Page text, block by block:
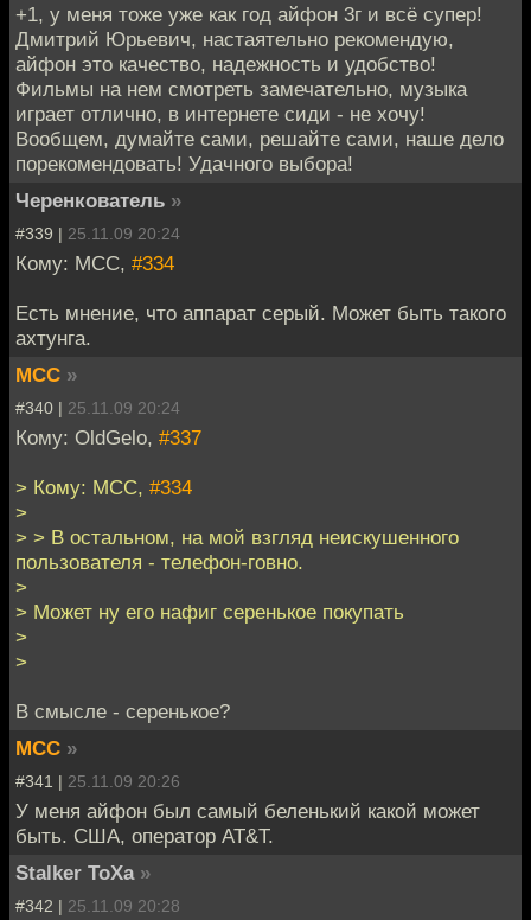
+1, у меня тоже уже как год айфон 3г и всё супер!
Дмитрий Юрьевич, настаятельно рекомендую,
айфон это качество, надежность и удобство!
Фильмы на нем смотреть замечательно, музыка
играет отлично, в интернете сиди - не хочу!
Вообщем, думайте сами, решайте сами, наше дело
порекомендовать! Удачного выбора!
Черенкователь »
#339 | 25.11.09 20:24
Кому: MCC, #334
Есть мнение, что аппарат серый. Может быть такого
ахтунга.
MCC »
#340 | 25.11.09 20:24
Кому: OldGelo, #337
> Кому: MCC, #334
>
> > В остальном, на мой взгляд неискушенного
пользователя - телефон-говно.
>
> Может ну его нафиг серенькое покупать
>
>
В смысле - серенькое?
MCC »
#341 | 25.11.09 20:26
У меня айфон был самый беленький какой может
быть. США, оператор AT&T.
Stalker ToXa »
#342 | 25.11.09 20:28